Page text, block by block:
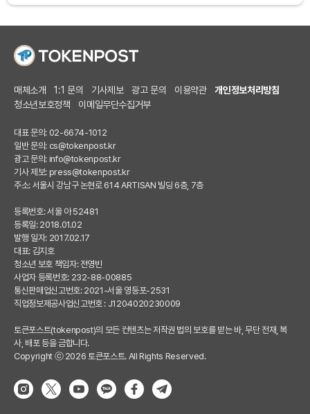
매체소개 1:1 문의 기사제보 광고 문의 이용약관
개인정보처리방침
청소년보호정책
이메일무단수집거부
대표 문의: 02-6674-1012
일반 문의: cs@tokenpost.kr
광고 문의: info@tokenpost.kr
기사 제보: press@tokenpost.kr
주소: 서울시 강남구 논현로 614 ARTISAN 빌딩 6층, 7층
등록번호: 서울 아 52481
등록일: 2018.01.02
발행 일자: 2017.02.17
대표: 김지호
청소년 보호 책임자: 전영빈
사업자 등록번호: 232-88-00885
통신판매업신고번호: 2021-서울 영등포-2531
직업정보제공사업신고번호 : J1204020230009
토큰포스트(tokenpost)의 모든 컨텐츠는 저작권 법의 보호를 받는 바, 무단 전재, 복
사, 배포 등을 금합니다.
Copyright ⓒ 2026 토큰포스트. All Rights Reserved.